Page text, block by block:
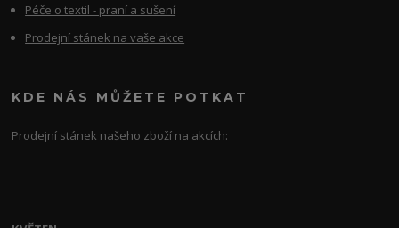
Péče o textil - praní a sušení
Prodejní stánek na vaše akce
KDE NÁS MŮŽETE POTKAT
Prodejní stánek našeho zboží na akcích: